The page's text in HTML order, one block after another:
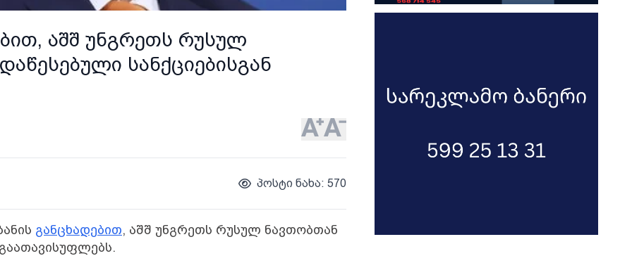
აშშ უნგრეთს რუსულ
სანქციებისგან
პოსტი ნახა: 570
განცხადებით, აშშ უნგრეთს რუსულ ნავთობთან